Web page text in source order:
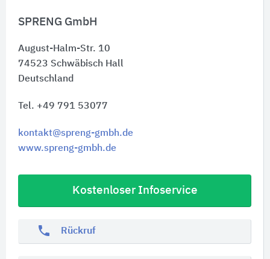
SPRENG GmbH
August-Halm-Str. 10
74523 Schwäbisch Hall
Deutschland
Tel. +49 791 53077
kontakt@spreng-gmbh.de
www.spreng-gmbh.de
Kostenloser Infoservice
phone Rückruf